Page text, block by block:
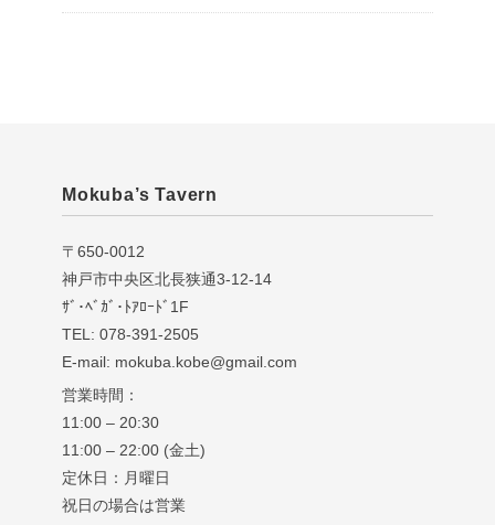
Mokuba’s Tavern
〒650-0012
神戸市中央区北長狭通3-12-14
ｻﾞ･ﾍﾞｶﾞ･ﾄｱﾛｰﾄﾞ1F
TEL: 078-391-2505
E-mail: mokuba.kobe@gmail.com
営業時間：
11:00 – 20:30
11:00 – 22:00 (金土)
定休日：月曜日
祝日の場合は営業